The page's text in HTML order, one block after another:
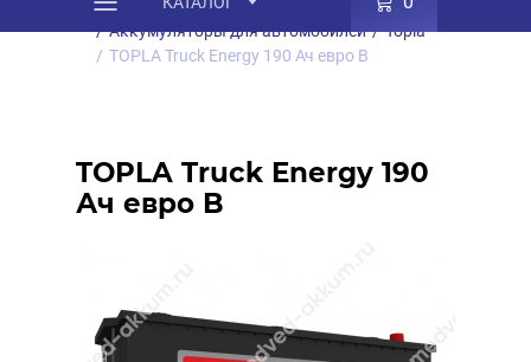
Каталог / Товары
Аккумуляторы
/ Аккумуляторы для автомобилей / Topla
/ TOPLA Truck Energy 190 Ач евро B
TOPLA Truck Energy 190
Ач евро B